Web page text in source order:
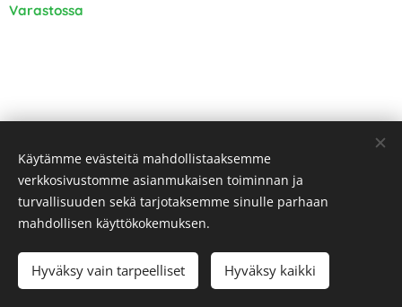
Varastossa
Lisää ostoskoriin
Evästeet
Käytämme evästeitä mahdollistaaksemme
verkkosivustomme asianmukaisen toiminnan ja
turvallisuuden sekä tarjotaksemme sinulle parhaan
mahdollisen käyttökokemuksen.
Hyväksy vain tarpeelliset Hyväksy kaikki